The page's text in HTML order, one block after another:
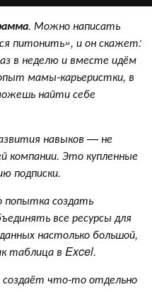
. Можно написать
питонить», и он скажет:
в неделю и вместе идём
мамы-карьеристки, в
найти себе
навыков — не
компании. Это купленные
подписки.
создать
все ресурсы для
настолько большой,
таблица в Excel.
что-то отдельно